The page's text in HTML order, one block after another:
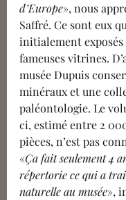
d’Europe», nous
Saffré. Ce sont eux
initialement
fameuses vitrines.
musée Dupuis
minéraux et une
paléontologie. Le
ci, estimé entre 2
pièces, n’est pas
«Ça fait seulement 4
répertorie ce qui a
naturelle au musée»,